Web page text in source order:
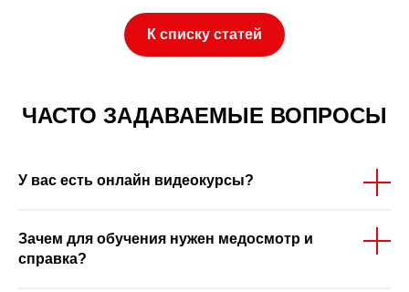
К списку статей
ЧАСТО ЗАДАВАЕМЫЕ ВОПРОСЫ
У вас есть онлайн видеокурсы?
Зачем для обучения нужен медосмотр и
справка?